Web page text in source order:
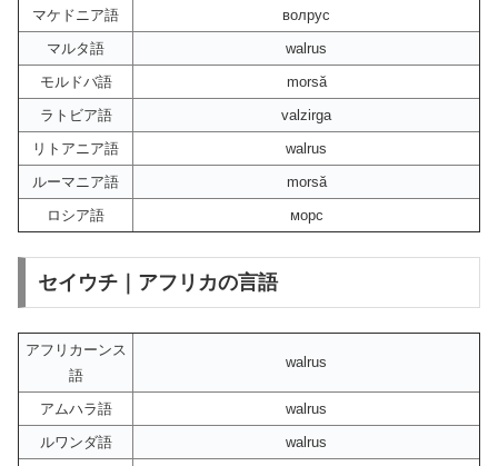
マケドニア語
волрус
マルタ語
walrus
モルドバ語
morsă
ラトビア語
valzirga
リトアニア語
walrus
ルーマニア語
morsă
ロシア語
морс
セイウチ｜アフリカの言語
アフリカーンス
語
walrus
アムハラ語
walrus
ルワンダ語
walrus